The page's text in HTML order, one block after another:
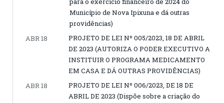
Município de Nova Ipixuna e dá outras
providências)
ABR 18
PROJETO DE LEI Nº 005/2023, 18 DE ABRIL
DE 2023 (AUTORIZA O PODER EXECUTIVO A
INSTITUIR O PROGRAMA MEDICAMENTO
EM CASA E DÁ OUTRAS PROVIDÊNCIAS)
ABR 18
PROJETO DE LEI Nº 006/2023, DE 18 DE
ABRIL DE 2023 (Dispõe sobre a criação do